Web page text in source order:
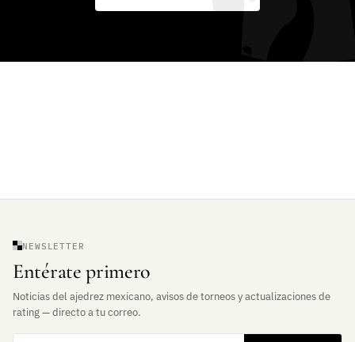
NEWSLETTER
Entérate primero
Noticias del ajedrez mexicano, avisos de torneos y actualizaciones de
rating — directo a tu correo.